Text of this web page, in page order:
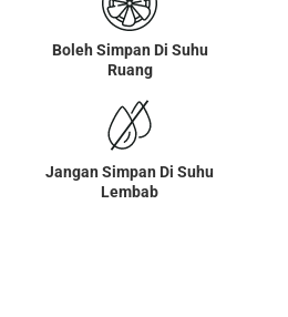
Boleh Simpan Di Suhu
Ruang
Jangan Simpan Di Suhu
Lembab